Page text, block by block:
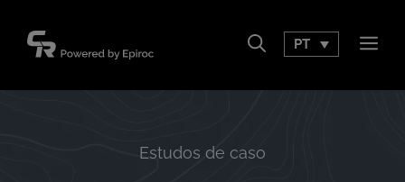
para
PT
Estudos de caso